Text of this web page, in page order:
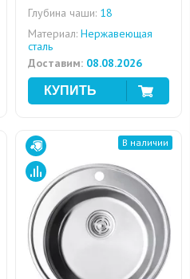
Глубина чаши: 18
Материал: Нержавеющая
сталь
Доставим: 08.08.2026
В наличии